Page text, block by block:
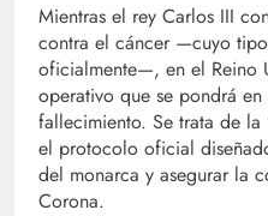
Mientras el rey Carlos III
contra el cáncer —cuyo
oficialmente—, en el Reino
operativo que se pondrá en
fallecimiento. Se trata de
el protocolo oficial
del monarca y asegurar la
Corona.